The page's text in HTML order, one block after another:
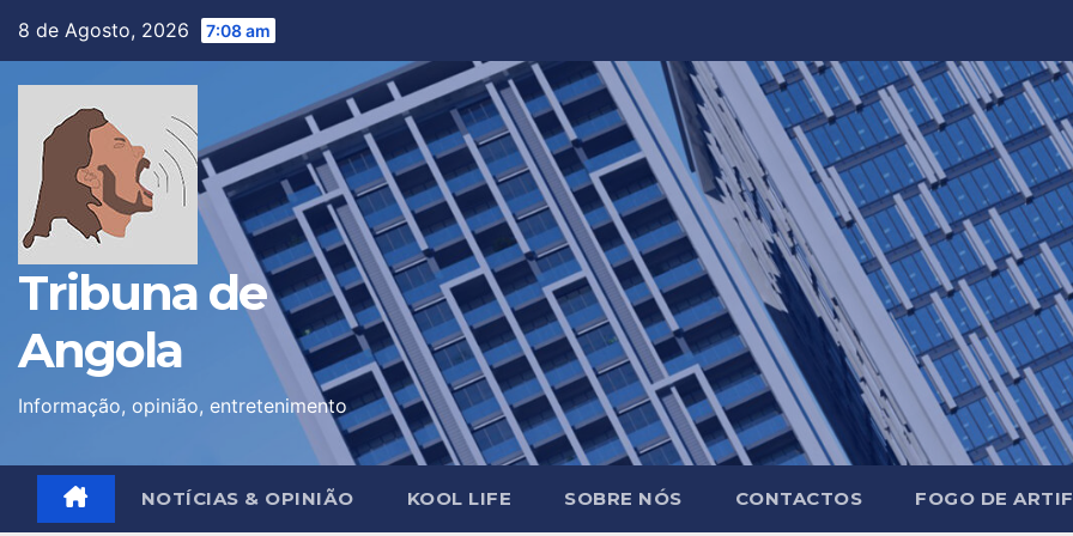
8 de Agosto, 2026 7:08 am
Tribuna de
Angola
Informação, opinião, entretenimento
NOTÍCIAS & OPINIÃO KOOL LIFE SOBRE NÓS CONTACTOS FOGO DE